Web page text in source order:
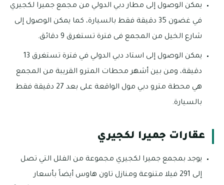
يمكن الوصول إلى مطار دبي الدولي من مجمع جميرا لكجيري
في غضون 35 دقيقة فقط بالسيارة، كما يمكن الوصول إلى
شارع الخيل من المجمع فى فترة تستغرق 9 دقائق.
يمكن الوصول إلى استاد دبي الدولي في فترة تستغرق 13
دقيقة، ومن بين أشهر محطات المترو القريبة من المجمع
هي محطة مترو دبي مول الواقعة على بعد 27 دقيقة فقط
بالسيارة.
عقارات جميرا لكجيري
يوجد بمجمع جميرا لكجيري مجموعة من الفلل التي تصل
إلى 291 فيلا متنوعة ومنازل تاون هاوس أيضاً بأسعار